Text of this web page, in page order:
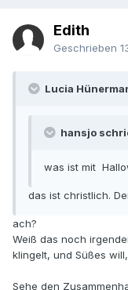
Edith
Geschrieben
Lucia
hansjo
was ist mit
das ist christlich.
ach?
Weiß das noch
klingelt, und Süßes
Sehe den